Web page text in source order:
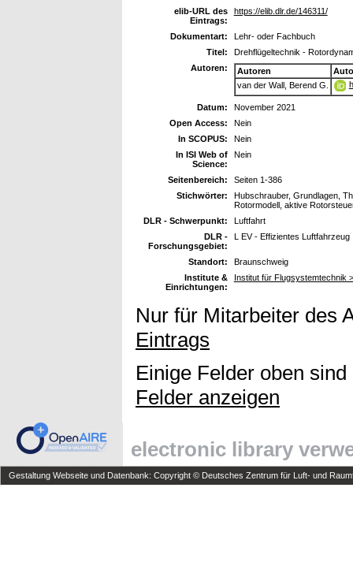
elib-URL des
Eintrags:
https://elib.dlr.de/146311/
Dokumentart:
Lehr- oder Fachbuch
Titel:
Drehflügeltechnik -
Autoren:
Autoren
van der Wall, Berend G.
Datum:
November 2021
Open Access:
Nein
In SCOPUS:
Nein
In ISI Web of
Science:
Nein
Seitenbereich:
Seiten 1-386
Stichwörter:
Hubschrauber, Grundlagen,
Rotormodell, aktive
DLR - Schwerpunkt:
Luftfahrt
DLR -
Forschungsgebiet:
L EV - Effizientes Luftfahrzeug
Standort:
Braunschweig
Institute &
Einrichtungen:
Institut für Flugsystemtechnik
Nur für Mitarbeiter des
Eintrags
Einige Felder oben
Felder anzeigen
electronic library
Gestaltung Webseite und Datenbank: Copyright © Deutsches Zentrum für Luft- und